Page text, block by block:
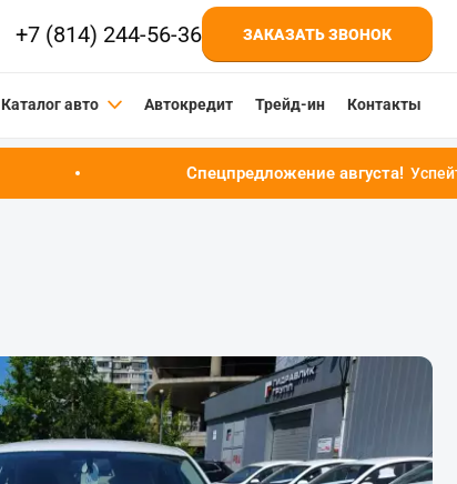
+7 (814) 244-56-36 ЗАКАЗАТЬ ЗВОНОК
Каталог авто Автокредит Трейд-ин Контакты
Спецпредложение августа!Успейте купить